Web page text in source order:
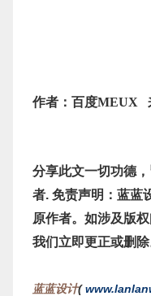
作者： 百度MEUX
分享此文一切功德
者. 免责声明：蓝蓝
原作者。如涉及版
我们立即更正或删除
蓝蓝设计(